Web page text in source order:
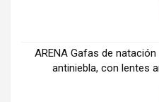
ARENA Gafas de
antiniebla, con lentes